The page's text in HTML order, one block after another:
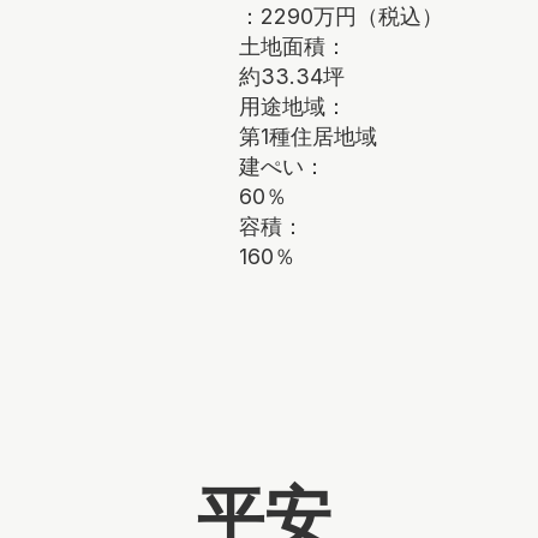
：2290万円（税込）
土地面積：
約33.34坪
用途地域：
第1種住居地域
建ぺい：
60％
容積：
160％
平安